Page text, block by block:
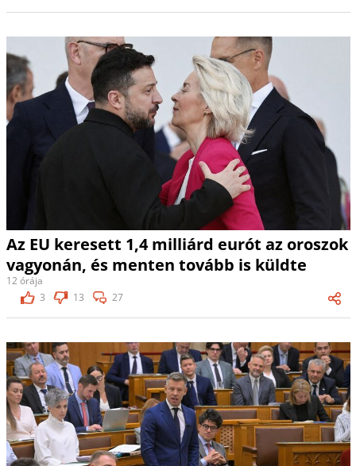
Az EU keresett 1,4 milliárd eurót az oroszok
vagyonán, és menten tovább is küldte
12 órája
3
13 27